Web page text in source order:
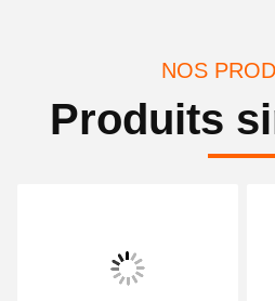
NOS
Produits